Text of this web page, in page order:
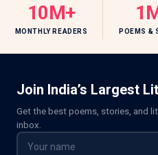
10M+
MONTHLY READERS POEMS &
Join India’s Largest
Get the best poems, stories, and
inbox.